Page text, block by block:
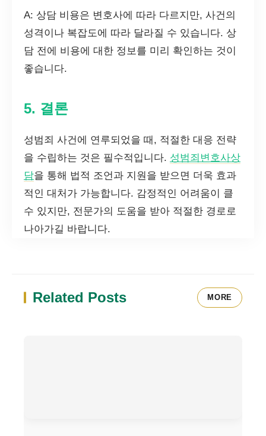
A: 상담 비용은 변호사에 따라 다르지만, 사건의
성격이나 복잡도에 따라 달라질 수 있습니다. 상
담 전에 비용에 대한 정보를 미리 확인하는 것이
좋습니다.
5. 결론
성범죄 사건에 연루되었을 때, 적절한 대응 전략
을 수립하는 것은 필수적입니다. 성범죄변호사상
담을 통해 법적 조언과 지원을 받으면 더욱 효과
적인 대처가 가능합니다. 감정적인 어려움이 클
수 있지만, 전문가의 도움을 받아 적절한 경로로
나아가길 바랍니다.
Related Posts MORE